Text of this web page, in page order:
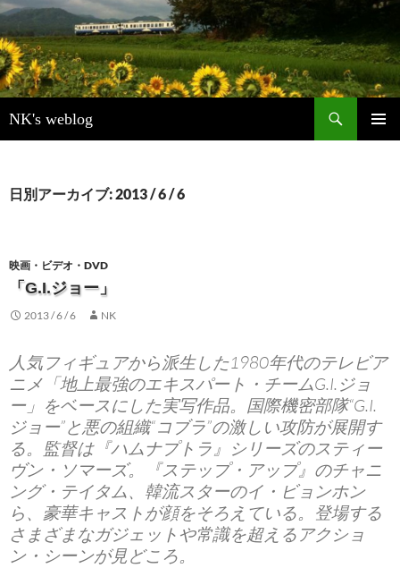
NK's weblog
索
ン
キ
ッ
日別アーカイブ: 2013 / 6 / 6
映画・ビデオ・DVD
「G.I.ジョー」
2013 / 6 / 6 NK
人気フィギュアから派生した1980年代のテレビア
ニメ「地上最強のエキスパート・チームG.I.ジョ
ー」をベースにした実写作品。国際機密部隊“G.I.
ジョー”と悪の組織“コブラ”の激しい攻防が展開す
る。監督は『ハムナプトラ』シリーズのスティー
ヴン・ソマーズ。『ステップ・アップ』のチャニ
ング・テイタム、韓流スターのイ・ビョンホン
ら、豪華キャストが顔をそろえている。登場する
さまざまなガジェットや常識を超えるアクショ
ン・シーンが見どころ。